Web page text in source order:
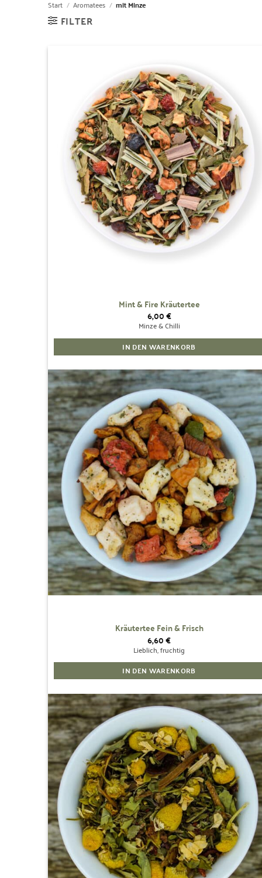
Start / Aromatees / mit Minze
FILTER
hinzufügen
Mint & Fire Kräutertee
6,00€
Minze & Chilli
IN DEN WARENKORB
Zur
Wunschliste
hinzufügen
Kräutertee Fein & Frisch
6,60€
Lieblich, fruchtig
IN DEN WARENKORB
Zur
Wunschliste
hinzufügen